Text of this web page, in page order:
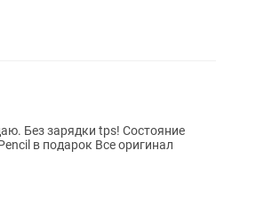
tps! Состояние
в подарок Все оригинал